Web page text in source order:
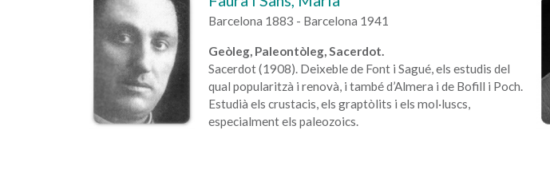
Barcelona 1883 - Barcelona 1941
Geòleg, Paleontòleg, Sacerdot.
Sacerdot (1908). Deixeble de Font i Sagué, els estudis del
qual popularitzà i renovà, i també d’Almera i de Bofill i Poch.
Estudià els crustacis, els graptòlits i els mol·luscs,
especialment els paleozoics.